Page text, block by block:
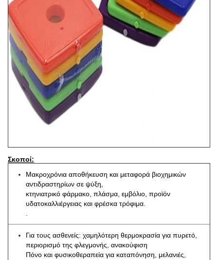
Σκοποί:
Μακροχρόνια αποθήκευση και μεταφορά βιοχημικών
αντιδραστηρίων σε ψύξη,
κτηνιατρικό φάρμακο, πλάσμα, εμβόλιο, προϊόν
υδατοκαλλιέργειας και φρέσκα τρόφιμα.
Για τους ασθενείς: χαμηλότερη θερμοκρασία για πυρετό,
περιορισμό της φλεγμονής, ανακούφιση
Πόνο και φυσικοθεραπεία για καταπόνηση, μελανιές,